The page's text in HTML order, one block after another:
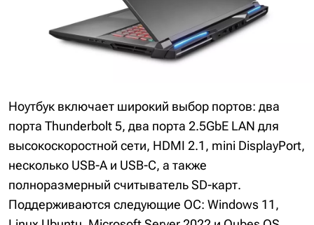
Ноутбук включает широкий выбор портов: два
порта Thunderbolt 5, два порта 2.5GbE LAN для
высокоскоростной сети, HDMI 2.1, mini DisplayPort,
несколько USB-A и USB-C, а также
полноразмерный считыватель SD-карт.
Поддерживаются следующие ОС: Windows 11,